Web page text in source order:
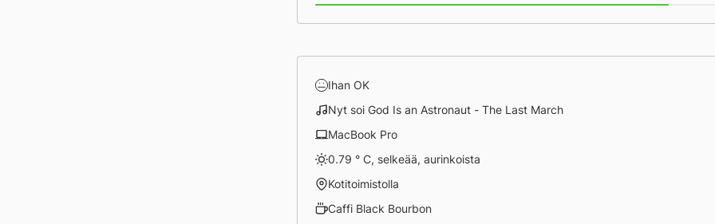
Ihan OK
Nyt soi God Is an Astronaut - The Last March
MacBook Pro
0.79 ° C, selkeää, aurinkoista
Kotitoimistolla
Caffi Black Bourbon